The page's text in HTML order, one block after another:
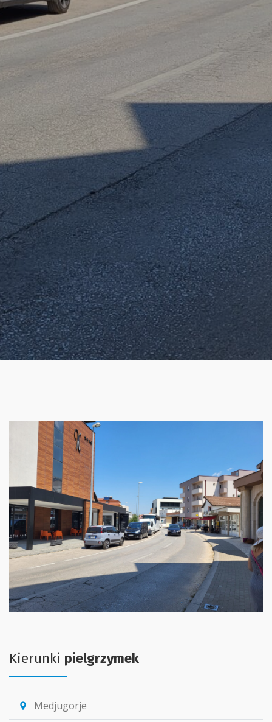
Kierunki pielgrzymek
location_pin Medjugorje